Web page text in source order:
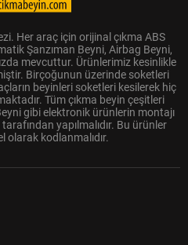
Her araç için orijinal çıkma ABS
Şanzıman Beyni, Airbag Beyni,
mevcuttur. Ürünlerimiz kesinlikle
Birçoğunun üzerinde soketleri
beyinleri soketleri kesilerek hiç
Tüm çıkma beyin çeşitleri
gibi elektronik ürünlerin montajı
yapılmalıdır. Bu ürünler
olarak kodlanmalıdır.